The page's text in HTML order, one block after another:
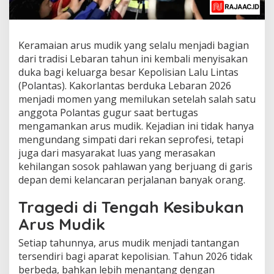
Keramaian arus mudik yang selalu menjadi bagian
dari tradisi Lebaran tahun ini kembali menyisakan
duka bagi keluarga besar Kepolisian Lalu Lintas
(Polantas). Kakorlantas berduka Lebaran 2026
menjadi momen yang memilukan setelah salah satu
anggota Polantas gugur saat bertugas
mengamankan arus mudik. Kejadian ini tidak hanya
mengundang simpati dari rekan seprofesi, tetapi
juga dari masyarakat luas yang merasakan
kehilangan sosok pahlawan yang berjuang di garis
depan demi kelancaran perjalanan banyak orang.
Tragedi di Tengah Kesibukan
Arus Mudik
Setiap tahunnya, arus mudik menjadi tantangan
tersendiri bagi aparat kepolisian. Tahun 2026 tidak
berbeda, bahkan lebih menantang dengan